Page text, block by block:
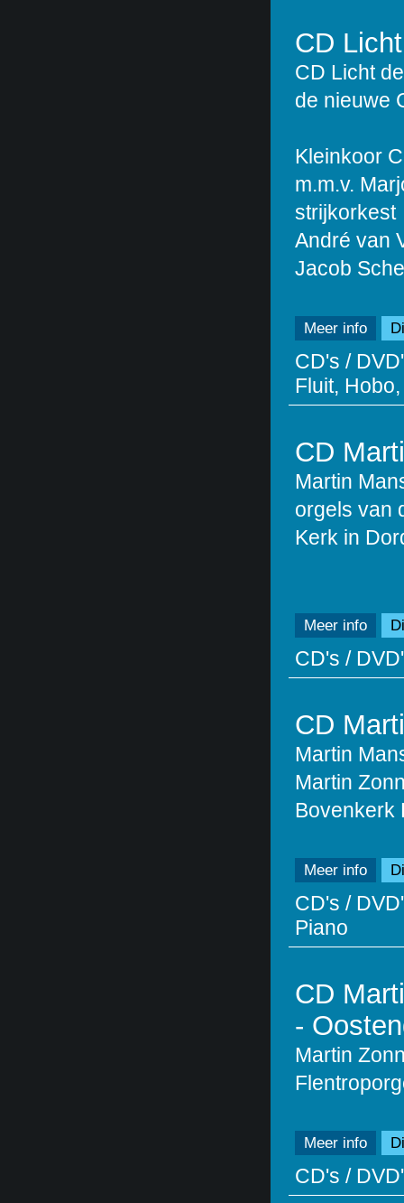
CD
CD Licht
de nieuwe
Kleinkoor
m.m.v.
strijkorkest
André van
Jacob
Meer info
CD's /
Fluit,
CD
Martin
orgels van
Kerk in
Meer info
CD's /
CD
Martin
Martin
Bovenkerk
Meer info
CD's /
Piano
CD
-
Martin
Meer info
CD's /